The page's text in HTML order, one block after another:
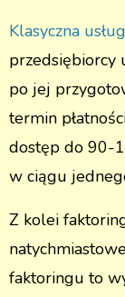
Klasyczna
przedsiębiorcy
po jej
termin
dostęp do 90-
w ciągu
Z kolei
faktoringu to